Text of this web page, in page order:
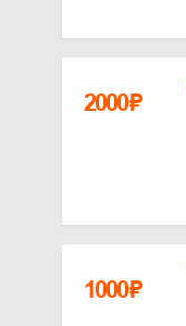
2000₽
1000₽